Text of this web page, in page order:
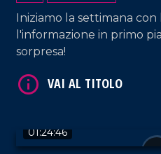
Iniziamo la settimana con
l'informazione in primo
sorpresa!
01:24:46